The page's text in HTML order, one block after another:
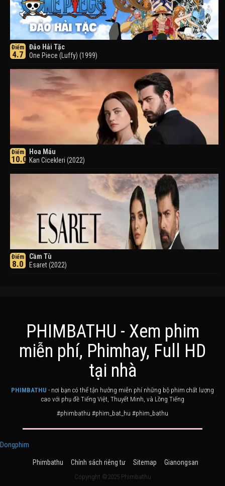
Điểm
4.7
Đảo Hải Tặc
One Piece (Luffy) (1999)
Điểm
10.0
Hoa Máu
Kan Cicekleri (2022)
Điểm
8.0
Cầm Tù
Esaret (2022)
Khuyển Dạ Xoa
Ashoka Đại Đế
The Great Emperor Ashoka (2015)
PHIMBATHU - Xem phim
miễn phí, Phimhay, Full HD
tại nhà
PHIMBATHU - nơi bạn có thể tận hưởng miễn phí những bộ phim chất lượng
cao với phụ đề Tiếng Việt, Thuyết Minh, và Lồng Tiếng
#phimbathu #phim_bat_hu #phim_bathu
Dongphim
Phimbathu Chính sách riêng tư Sitemap Gianongsan
Copyright ©2025 Phimbathu